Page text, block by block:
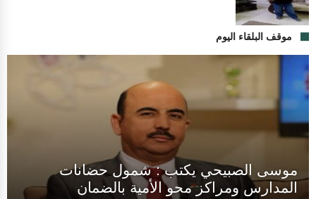
موقف البلقاء اليوم
موسى الصبيحي يكتب : شمول حضانات
المدارس ومراكز محو الأمية بالضمان